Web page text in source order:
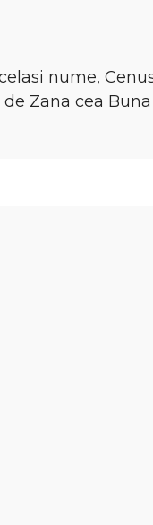
nume,
Zana cea Buna